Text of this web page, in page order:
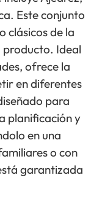
Este conjunto
clásicos de la
producto. Ideal
ofrece la
en diferentes
para
planificación y
en una
o con
garantizada